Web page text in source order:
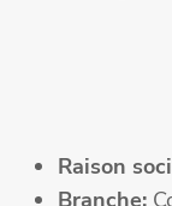
Raison